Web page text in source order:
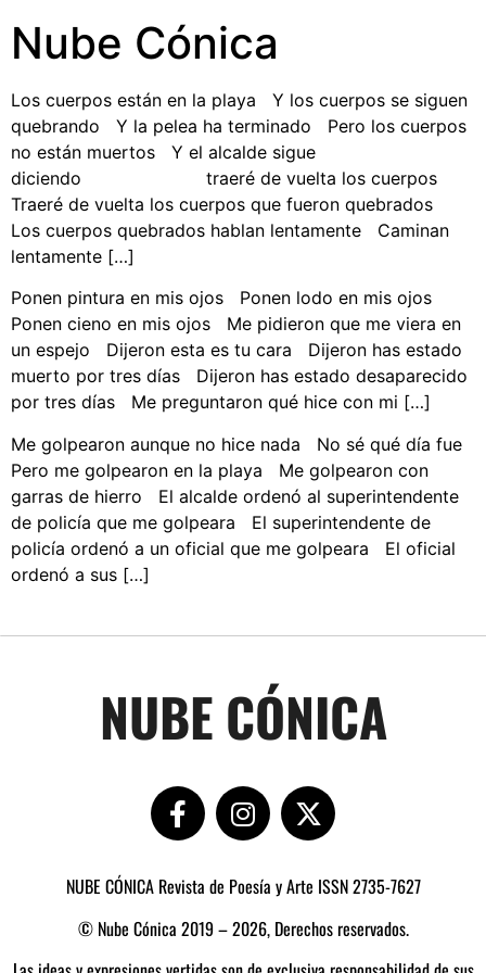
Nube Cónica
Los cuerpos están en la playa Y los cuerpos se siguen
quebrando Y la pelea ha terminado Pero los cuerpos
no están muertos Y el alcalde sigue
diciendo traeré de vuelta los cuerpos
Traeré de vuelta los cuerpos que fueron quebrados
Los cuerpos quebrados hablan lentamente Caminan
lentamente […]
Ponen pintura en mis ojos Ponen lodo en mis ojos
Ponen cieno en mis ojos Me pidieron que me viera en
un espejo Dijeron esta es tu cara Dijeron has estado
muerto por tres días Dijeron has estado desaparecido
por tres días Me preguntaron qué hice con mi […]
Me golpearon aunque no hice nada No sé qué día fue
Pero me golpearon en la playa Me golpearon con
garras de hierro El alcalde ordenó al superintendente
de policía que me golpeara El superintendente de
policía ordenó a un oficial que me golpeara El oficial
ordenó a sus […]
NUBE CÓNICA
NUBE CÓNICA Revista de Poesía y Arte ISSN 2735-7627
© Nube Cónica 2019 – 2026, Derechos reservados.